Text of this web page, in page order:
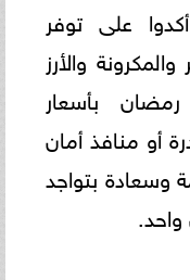
على توفر
والأرز
بأسعار
أو منافذ أمان
وسعادة بتواجد